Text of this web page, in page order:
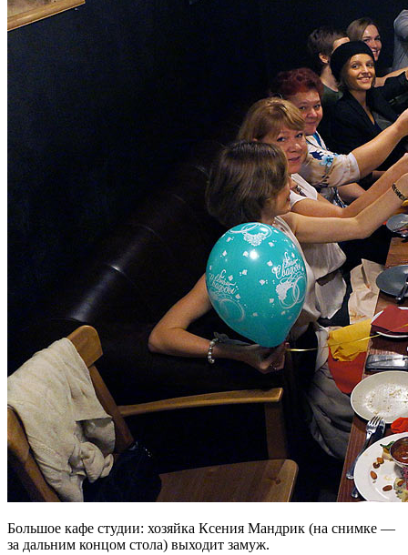
Большое кафе студии: хозяйка Ксения Мандрик (на снимке —
за дальним концом стола) выходит замуж.